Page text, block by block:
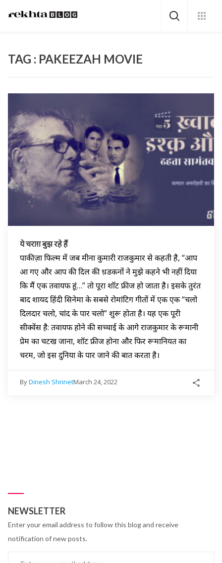
TAG : PAKEEZAH MOVIE
ये चराग़ बुझ रहे हैं
पाकीज़ा फिल्म में जब मीना कुमारी राजकुमार से कहती है, “आप
आ गए और आप की दिल की ध़डकनों ने मुझे कहने भी नहीं दिया
कि मैं एक तवायफ हूं…” तो पूरा शॉट फ्रीज हो जाता है। इसके तुरंत
बाद शायद हिंदी सिनेमा के सबसे रोमांटिग गीतों में एक एक “चलो
दिलदार चलो, चांद के पार चलो” शुरू होता है। यह एक पूरी
सीक्वेंस है: तवायफ होने की सच्चाई के आगे राजकुमार के रूमानी
प्रेम का चटख जाना, शॉट फ्रीज होना और फिर रूमानियत का
चरम, जो इस दुनिया के पार जाने की बात करता है।
ByDinesh ShrinetMarch 24, 2022
NEWSLETTER
Enter your email address to follow this blog and receive
notification of new posts.